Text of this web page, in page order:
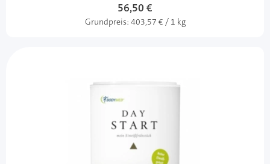
56,50 €
Grundpreis: 403,57 € / 1 kg